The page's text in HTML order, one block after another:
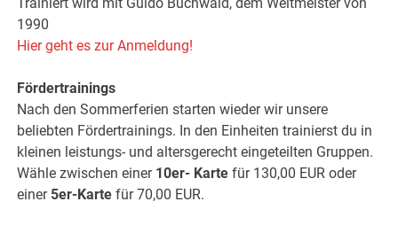
1990
Hier geht es zur Anmeldung!
Fördertrainings
Nach den Sommerferien starten wieder wir unsere
beliebten Fördertrainings. In den Einheiten trainierst du in
kleinen leistungs- und altersgerecht eingeteilten Gruppen.
Wähle zwischen einer 10er- Karte für 130,00 EUR oder
einer 5er-Karte für 70,00 EUR.